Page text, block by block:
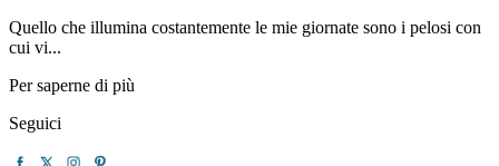
Quello che illumina costantemente le mie giornate sono i pelosi con
cui vi...
Per saperne di più
Seguici